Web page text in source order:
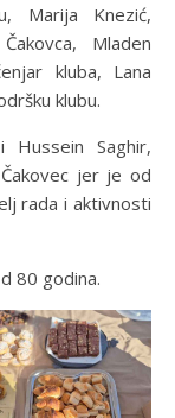
Marija Knezić,
Mladen
kluba, Lana
klubu.
Saghir,
jer je od
rada i aktivnosti
80 godina.